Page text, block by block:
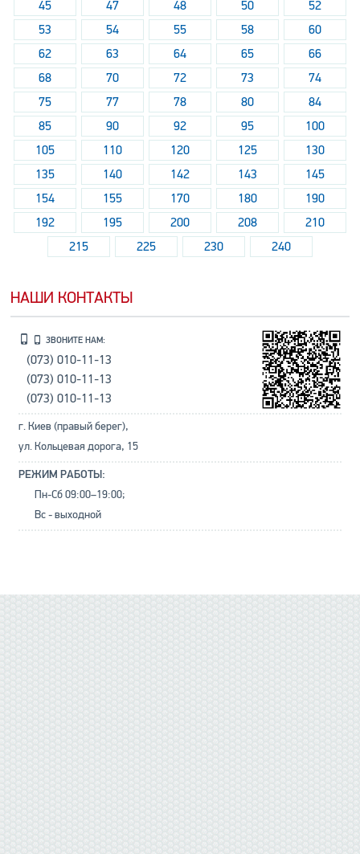
45 47 48 50
52
53
54 55 58
60
62
63 64 65
66
68
70 72 73
74
75
77 78 80
84
85
90 92 95
100
105
110 120 125
130
135
140 142 143
145
154
155 170 180
190
192
195 200 208
210
215
225 230 240
НАШИ КОНТАКТЫ
ЗВОНИТЕ НАМ:
(073) 010-11-13
(073) 010-11-13
(073) 010-11-13
г. Киев (правый берег),
ул. Кольцевая дорога, 15
РЕЖИМ РАБОТЫ:
Пн-Сб 09:00–19:00;
Вс - выходной